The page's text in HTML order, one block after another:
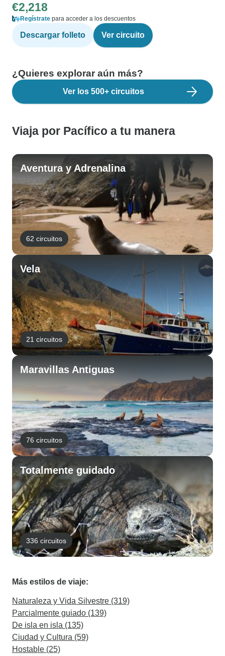
€2,218
Regístrate para acceder a los descuentos
Descargar folleto Ver circuito
¿Quieres explorar aún más?
Ver los 500+ circuitos
Viaja por Pacífico a tu manera
Aventura y Adrenalina
62 circuitos
Vela
21 circuitos
Maravillas Antiguas
76 circuitos
Totalmente guidado
336 circuitos
Más estilos de viaje:
Naturaleza y Vida Silvestre (319)
Parcialmente guiado (139)
De isla en isla (135)
Ciudad y Cultura (59)
Hostable (25)